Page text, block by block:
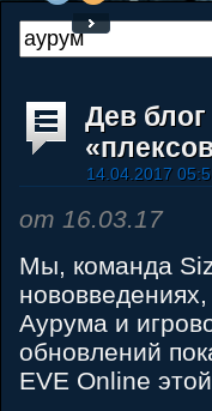
Дев блог
14.04.2017
от 16.03.17
Мы, команда
Аурума и
обновлений
EVE Online